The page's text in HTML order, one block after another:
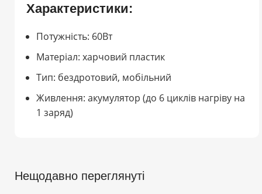
Характеристики:
Потужність: 60Вт
Матеріал: харчовий пластик
Тип: бездротовий, мобільний
Живлення: акумулятор (до 6 циклів нагріву на
1 заряд)
Нещодавно переглянуті